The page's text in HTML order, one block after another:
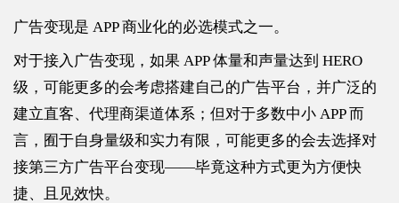
广告变现是 APP 商业化的必选模式之一。
对于接入广告变现，如果 APP 体量和声量达到 HERO
级，可能更多的会考虑搭建自己的广告平台，并广泛的
建立直客、代理商渠道体系；但对于多数中小 APP 而
言，囿于自身量级和实力有限，可能更多的会去选择对
接第三方广告平台变现——毕竟这种方式更为方便快
捷、且见效快。